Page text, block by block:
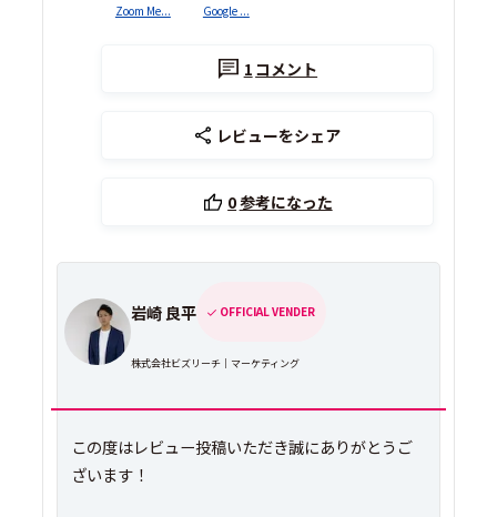
Zoom Me... Google ...
1 コメント
レビューをシェア
0参考になった
岩崎 良平 OFFICIAL VENDER
株式会社ビズリーチ｜マーケティング
この度はレビュー投稿いただき誠にありがとうご
ざいます！